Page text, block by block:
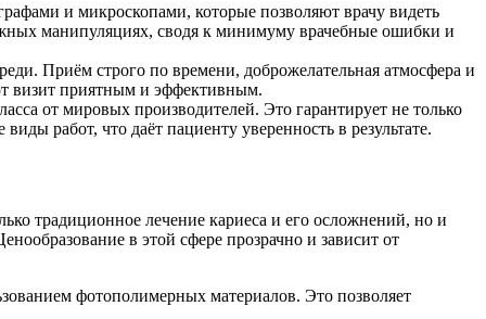
и микроскопами, которые позволяют врачу видеть
манипуляциях, сводя к минимуму врачебные ошибки и
Приём строго по времени, доброжелательная атмосфера и
визит приятным и эффективным.
от мировых производителей. Это гарантирует не только
работ, что даёт пациенту уверенность в результате.
традиционное лечение кариеса и его осложнений, но и
в этой сфере прозрачно и зависит от
фотополимерных материалов. Это позволяет